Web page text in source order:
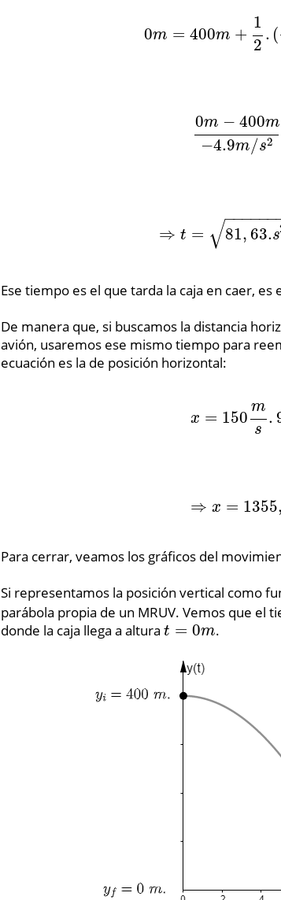
0m = 400m +
1
2
. (
0m =400m +1 2.(− 9
0m − 400m
−4.9m /s2
0m−400m−4.9
⇒ t = 81, 63.s
−−−−−−
√
⇒ t=81,63.s2=
Ese tiempo es el que tarda la caja en caer,
De manera que, si buscamos la distancia
avión, usaremos ese mismo tiempo para
ecuación es la de posición horizontal:
x = 150
m
s
.
x= 150ms.9 ,
⇒ x = 1355,
⇒ x=1355,
Para cerrar, veamos los gráficos del
Si representamos la posición vertical como
parábola propia de un MRUV. Vemos que el
donde la caja llega a altura t = 0m
t=0m .